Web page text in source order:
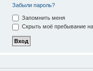
Забыли пароль?
Запомнить меня
Скрыть моё пребывание